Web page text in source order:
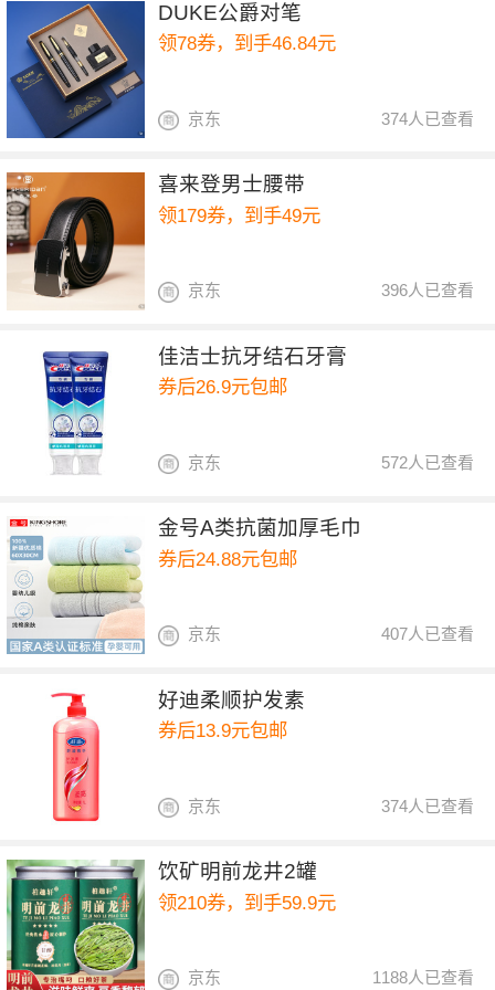
DUKE公爵对笔
领78券，到手46.84元
374人已查看
京东
喜来登男士腰带
领179券，到手49元
396人已查看
京东
佳洁士抗牙结石牙膏
券后26.9元包邮
572人已查看
京东
金号A类抗菌加厚毛巾
券后24.88元包邮
407人已查看
京东
好迪柔顺护发素
券后13.9元包邮
374人已查看
京东
饮矿明前龙井2罐
领210券，到手59.9元
1188人已查看
京东